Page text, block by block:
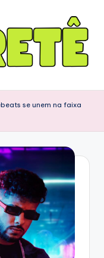
se unem na faixa